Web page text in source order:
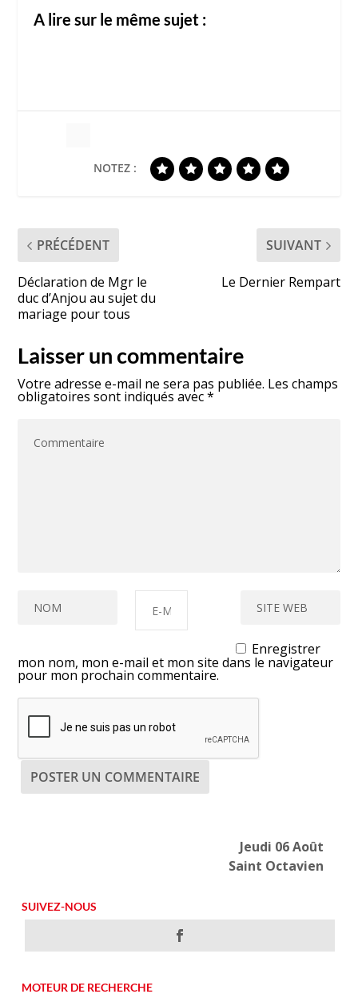
A lire sur le même sujet :
NOTEZ :
PRÉCÉDENT
Déclaration de Mgr le
duc d’Anjou au sujet du
mariage pour tous
SUIVANT
Le Dernier Rempart
Laisser un commentaire
Votre adresse e-mail ne sera pas publiée. Les champs
obligatoires sont indiqués avec*
Enregistrer
mon nom, mon e-mail et mon site dans le navigateur
pour mon prochain commentaire.
Jeudi 06 Août
Saint Octavien
SUIVEZ-NOUS
MOTEUR DE RECHERCHE